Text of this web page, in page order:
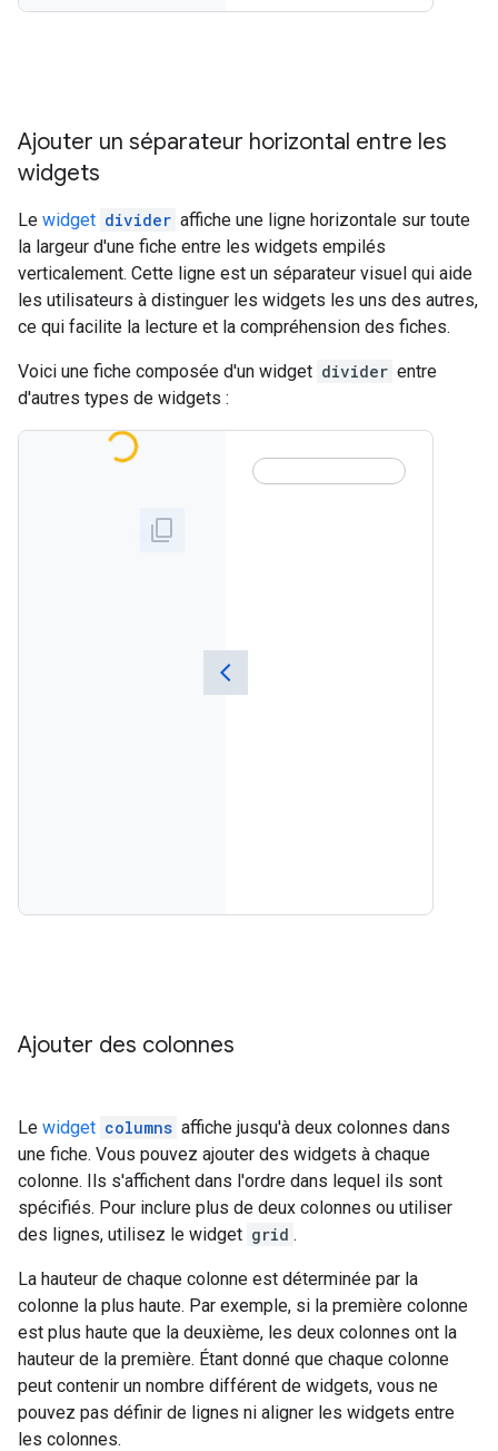
Ajouter un séparateur horizontal entre les
widgets
Le widget divider affiche une ligne horizontale sur toute
la largeur d'une fiche entre les widgets empilés
verticalement. Cette ligne est un séparateur visuel qui aide
les utilisateurs à distinguer les widgets les uns des autres,
ce qui facilite la lecture et la compréhension des fiches.
Voici une fiche composée d'un widget divider entre
d'autres types de widgets :
Ajouter des colonnes
Le widget columns affiche jusqu'à deux colonnes dans
une fiche. Vous pouvez ajouter des widgets à chaque
colonne. Ils s'affichent dans l'ordre dans lequel ils sont
spécifiés. Pour inclure plus de deux colonnes ou utiliser
des lignes, utilisez le widget grid .
La hauteur de chaque colonne est déterminée par la
colonne la plus haute. Par exemple, si la première colonne
est plus haute que la deuxième, les deux colonnes ont la
hauteur de la première. Étant donné que chaque colonne
peut contenir un nombre différent de widgets, vous ne
pouvez pas définir de lignes ni aligner les widgets entre
les colonnes.